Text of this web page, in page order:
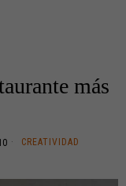
más
CREATIVIDAD